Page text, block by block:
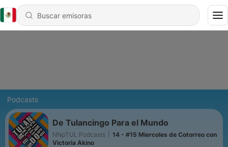
Podcasts
De Tulancingo Para el Mundo
NNpTUL Podcasts
14 - #15 Miercoles de Cotorreo con
Victoria Akino